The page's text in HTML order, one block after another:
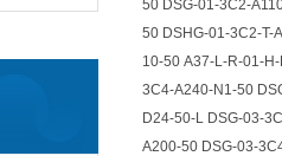
50 DSG-01-3C2-
50 DSHG-01-3C2-T-
10-50 A37-L-R-01-
3C4-A240-N1-50
D24-50-L DSG-03-
A200-50 DSG-03-